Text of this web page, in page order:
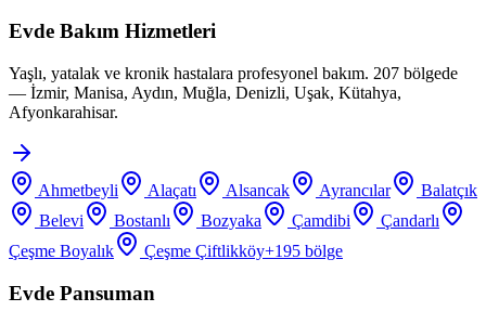
Evde Bakım Hizmetleri
Yaşlı, yatalak ve kronik hastalara profesyonel bakım. 207 bölgede
— İzmir, Manisa, Aydın, Muğla, Denizli, Uşak, Kütahya,
Afyonkarahisar.
Ahmetbeyli Alaçatı Alsancak Ayrancılar
Balatçık
Belevi
Bostanlı Bozyaka Çamdibi
Çandarlı
Çeşme Boyalık
Çeşme Çiftlikköy+195 bölge
Evde Pansuman